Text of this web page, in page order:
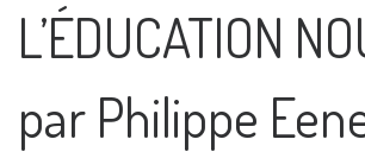
L’ÉDUCATION
par Philippe